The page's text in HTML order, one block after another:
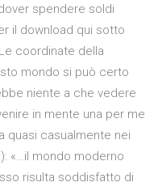
spendere soldi
il download qui sotto
coordinate della
mondo si può certo
niente a che vedere
in mente una per me
quasi casualmente nei
«…il mondo moderno
risulta soddisfatto di